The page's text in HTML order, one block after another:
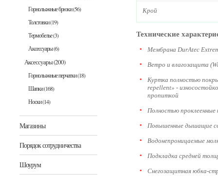
Горнолыжные брюки(56)
Толстовки(19)
Термобелье(3)
Аксессуары(6)
Аксессуары(200)
Горнолыжные перчатки(18)
Шапки(168)
Носки(14)
Магазины
Порядок сотрудничества
Шоурум
Крой
Технические
Мембрана DurAtec
Ветро и влагозащита
Куртка полностью
repellent» -
пропиткой
Полностью
Повышенные дышащие
Водонепроницаемые
Подкладка средней
Cнегозащитная юбка-